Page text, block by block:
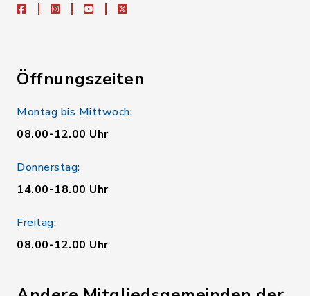
facebookinstagramyoutubeX
Öffnungszeiten
Montag bis Mittwoch:
08.00-12.00 Uhr
Donnerstag:
14.00-18.00 Uhr
Freitag:
08.00-12.00 Uhr